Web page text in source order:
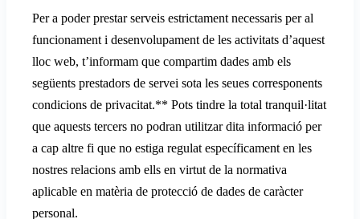
Per a poder prestar serveis estrictament necessaris per al
funcionament i desenvolupament de les activitats d’aquest
lloc web, t’informam que compartim dades amb els
següents prestadors de servei sota les seues corresponents
condicions de privacitat.** Pots tindre la total tranquil·litat
que aquests tercers no podran utilitzar dita informació per
a cap altre fi que no estiga regulat específicament en les
nostres relacions amb ells en virtut de la normativa
aplicable en matèria de protecció de dades de caràcter
personal.